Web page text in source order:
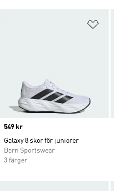
Price
549 kr
Galaxy 8 skor för juniorer
Barn Sportswear
3 färger